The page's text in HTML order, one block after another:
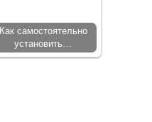
Как самостоятельно
установить…